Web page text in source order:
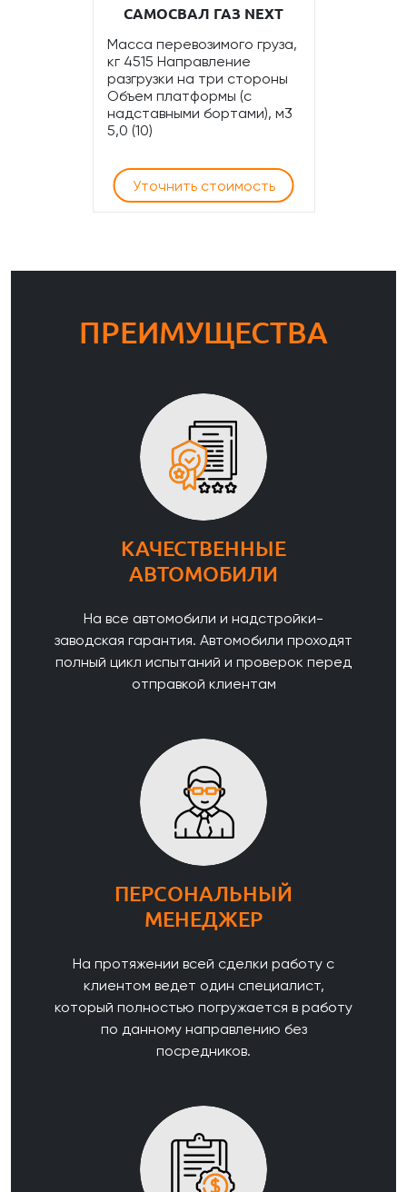
САМОСВАЛ ГАЗ NEXT
Масса перевозимого груза,
кг 4515 Направление
разгрузки на три стороны
Объем платформы (с
надставными бортами), м3
5,0 (10)
Уточнить стоимость
ПРЕИМУЩЕСТВА
КАЧЕСТВЕННЫЕ
АВТОМОБИЛИ
На все автомобили и надстройки-
заводская гарантия. Автомобили проходят
полный цикл испытаний и проверок перед
отправкой клиентам
ПЕРСОНАЛЬНЫЙ
МЕНЕДЖЕР
На протяжении всей сделки работу с
клиентом ведет один специалист,
который полностью погружается в работу
по данному направлению без
посредников.